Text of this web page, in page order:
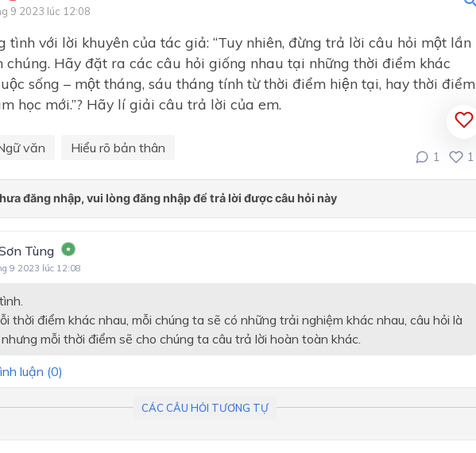
thuyết
Bài 9: Nghị luận văn học
Bài 10: Văn bản thông tin
Bài 2: Những bí ẩn của thế giới tự
Bài 6: Tình yêu Tổ quốc
9 2023 lúc 12:08
tình với lời khuyên của tác giả: “Tuy nhiên, đừng trả lời câu hỏi một lần
chúng. Hãy đặt ra các câu hỏi giống nhau tại những thời điểm khác
sống – một tháng, sáu tháng tính từ thời điểm hiện tại, hay thời điểm
học mới.”? Hãy lí giải câu trả lời của em.
văn Hiểu rõ bản thân
1 1
Tùng
9 2023 lúc 12:08
thời điểm khác nhau, mỗi chúng ta sẽ có những trải nghiệm khác nhau, câu hỏi là
mỗi thời điểm sẽ cho chúng ta câu trả lời hoàn toàn khác.
luận (0)
CÁC CÂU HỎI TƯƠNG TỰ